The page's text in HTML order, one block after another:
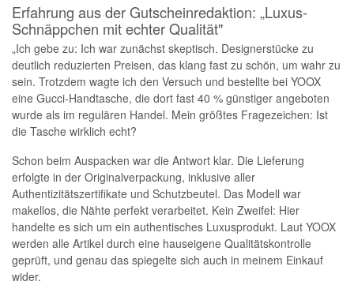
Erfahrung aus der Gutscheinredaktion: „Luxus-
Schnäppchen mit echter Qualität"
„Ich gebe zu: Ich war zunächst skeptisch. Designerstücke zu
deutlich reduzierten Preisen, das klang fast zu schön, um wahr zu
sein. Trotzdem wagte ich den Versuch und bestellte bei YOOX
eine Gucci-Handtasche, die dort fast 40 % günstiger angeboten
wurde als im regulären Handel. Mein größtes Fragezeichen: Ist
die Tasche wirklich echt?
Schon beim Auspacken war die Antwort klar. Die Lieferung
erfolgte in der Originalverpackung, inklusive aller
Authentizitätszertifikate und Schutzbeutel. Das Modell war
makellos, die Nähte perfekt verarbeitet. Kein Zweifel: Hier
handelte es sich um ein authentisches Luxusprodukt. Laut YOOX
werden alle Artikel durch eine hauseigene Qualitätskontrolle
geprüft, und genau das spiegelte sich auch in meinem Einkauf
wider.